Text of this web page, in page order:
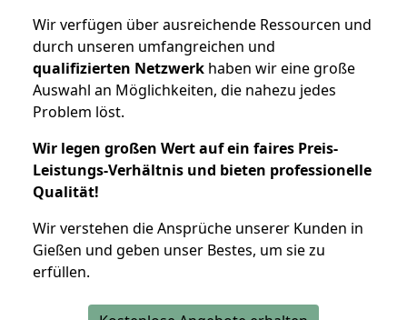
Wir verfügen über ausreichende Ressourcen und
durch unseren umfangreichen und
qualifizierten Netzwerk haben wir eine große
Auswahl an Möglichkeiten, die nahezu jedes
Problem löst.
Wir legen großen Wert auf ein faires Preis-
Leistungs-Verhältnis und bieten professionelle
Qualität!
Wir verstehen die Ansprüche unserer Kunden in
Gießen und geben unser Bestes, um sie zu
erfüllen.